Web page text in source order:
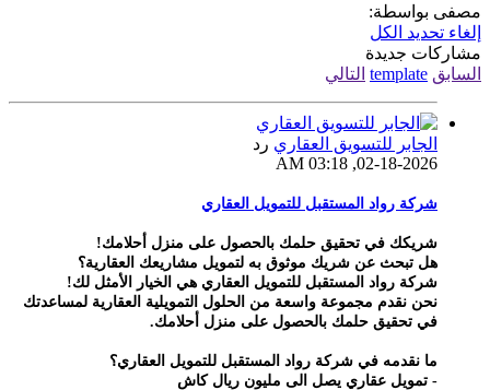
مصفى بواسطة:
إلغاء تحديد الكل
مشاركات جديدة
السابق template التالي
الجابر للتسويق العقاري رد
02-18-2026, 03:18 AM
شركة رواد المستقبل للتمويل العقاري
شريكك في تحقيق حلمك بالحصول على منزل أحلامك!
هل تبحث عن شريك موثوق به لتمويل مشاريعك العقارية؟
شركة رواد المستقبل للتمويل العقاري هي الخيار الأمثل لك!
نحن نقدم مجموعة واسعة من الحلول التمويلية العقارية لمساعدتك
في تحقيق حلمك بالحصول على منزل أحلامك.
ما نقدمه في شركة رواد المستقبل للتمويل العقاري؟
- تمويل عقاري يصل الى مليون ريال كاش